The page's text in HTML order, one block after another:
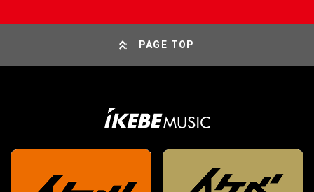
PAGE TOP